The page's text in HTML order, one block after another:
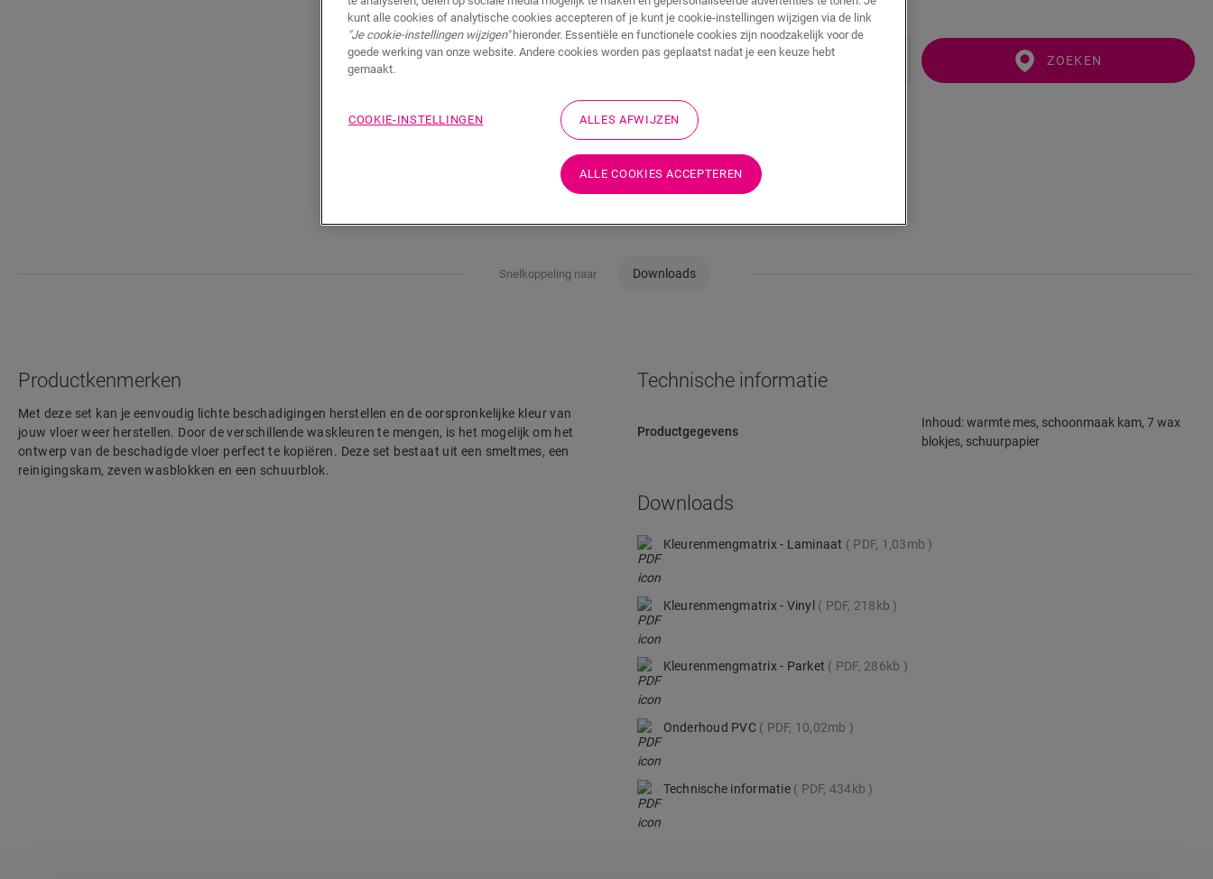
ZOEKEN
Snelkoppeling naar Downloads
Productkenmerken
Met deze set kan je eenvoudig lichte beschadigingen herstellen en de oorspronkelijke kleur van
jouw vloer weer herstellen. Door de verschillende waskleuren te mengen, is het mogelijk om het
ontwerp van de beschadigde vloer perfect te kopiëren. Deze set bestaat uit een smeltmes, een
reinigingskam, zeven wasblokken en een schuurblok.
Technische informatie
Productgegevens
Inhoud: warmte mes, schoonmaak kam, 7 wax
blokjes, schuurpapier
Downloads
Kleurenmengmatrix - Laminaat PDF, 1,03mb
Kleurenmengmatrix - Vinyl PDF, 218kb
Kleurenmengmatrix - Parket PDF, 286kb
Onderhoud PVC PDF, 10,02mb
Technische informatie PDF, 434kb
kunt alle cookies of analytische cookies accepteren of je kunt je cookie-instellingen wijzigen via de link
"Je cookie-instellingen wijzigen"hieronder. Essentiële en functionele cookies zijn noodzakelijk voor de
goede werking van onze website. Andere cookies worden pas geplaatst nadat je een keuze hebt
gemaakt.
COOKIE-INSTELLINGEN ALLES AFWIJZEN
ALLE COOKIES ACCEPTEREN